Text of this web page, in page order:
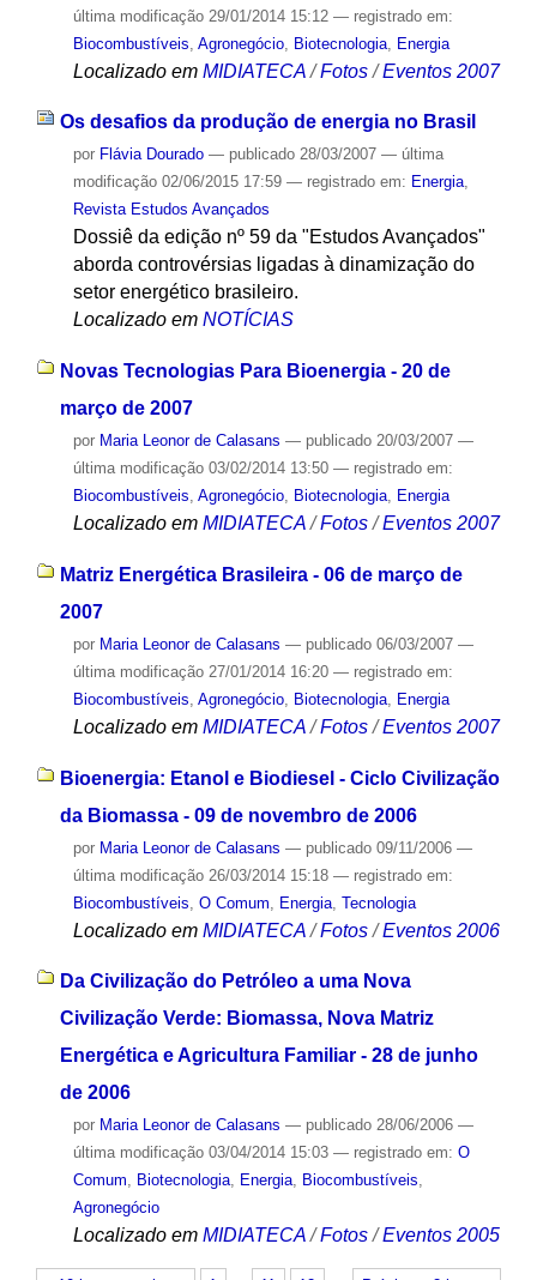
última modificação29/01/2014 15:12 — registrado em:
Biocombustíveis Agronegócio, Biotecnologia, Energia
Localizado em MIDIATECA /Fotos /Eventos 2007
Os desafios da produção de energia no Brasil
por Flávia Dourado — publicado28/03/2007 — última
modificação02/06/2015 17:59 — registrado em: Energia,
Revista Estudos Avançados
Dossiê da edição nº 59 da "Estudos Avançados"
aborda controvérsias ligadas à dinamização do
setor energético brasileiro.
Localizado em NOTÍCIAS
Novas Tecnologias Para Bioenergia - 20 de
março de 2007
por Maria Leonor de Calasans — publicado20/03/2007 —
última modificação03/02/2014 13:50 — registrado em:
Biocombustíveis, Agronegócio, Biotecnologia, Energia
Localizado em MIDIATECA /Fotos /Eventos 2007
Matriz Energética Brasileira - 06 de março de
2007
por Maria Leonor de Calasans — publicado06/03/2007 —
última modificação27/01/2014 16:20 — registrado em:
Biocombustíveis Agronegócio, Biotecnologia, Energia
Localizado em MIDIATECA /Fotos /Eventos 2007
Bioenergia: Etanol e Biodiesel - Ciclo Civilização
da Biomassa - 09 de novembro de 2006
por Maria Leonor de Calasans — publicado09/11/2006 —
última modificação26/03/2014 15:18 — registrado em:
Biocombustíveis O Comum Energia, Tecnologia
Localizado em MIDIATECA /Fotos /Eventos 2006
Da Civilização do Petróleo a uma Nova
Civilização Verde: Biomassa, Nova Matriz
Energética e Agricultura Familiar - 28 de junho
de 2006
por Maria Leonor de Calasans — publicado28/06/2006 —
última modificação03/04/2014 15:03 — registrado em: O
Comum, Biotecnologia, Energia, Biocombustíveis,
Agronegócio
Localizado em MIDIATECA /Fotos /Eventos 2005